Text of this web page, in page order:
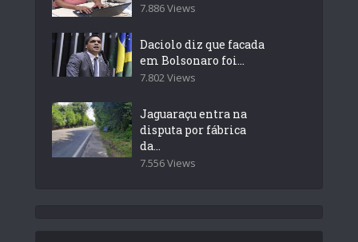
7.886 Views
Daciolo diz que facada
em Bolsonaro foi...
7.802 Views
Jaguaraçu entra na
disputa por fábrica
da...
7.556 Views